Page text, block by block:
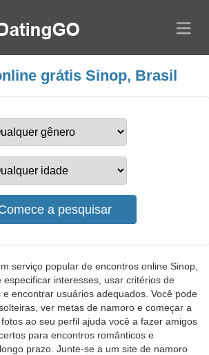
grátis Sinop, Brasil
serviço popular de encontros online Sinop,
especificar interesses, usar critérios de
e encontrar usuários adequados. Você pode
ver metas de namoro e começar a
ao seu perfil ajuda você a fazer amigos
para encontros românticos e
prazo. Junte-se a um site de namoro